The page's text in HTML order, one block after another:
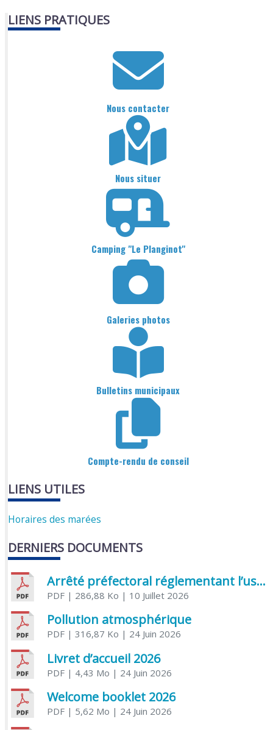
LIENS PRATIQUES
Nous contacter
Nous situer
Camping "Le Planginot"
Galeries photos
Bulletins municipaux
Compte-rendu de conseil
LIENS UTILES
Horaires des marées
DERNIERS DOCUMENTS
Arrêté préfectoral réglementant l’usage de l’eau
PDF| 286,88 Ko | 10 Juillet 2026
Pollution atmosphérique
PDF| 316,87 Ko | 24 Juin 2026
Livret d’accueil 2026
PDF| 4,43 Mo | 24 Juin 2026
Welcome booklet 2026
PDF| 5,62 Mo | 24 Juin 2026